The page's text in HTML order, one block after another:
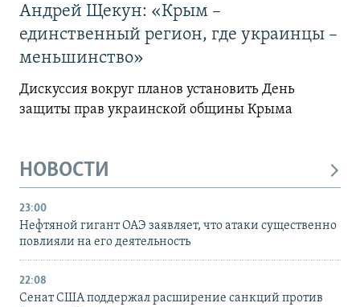
Андрей Щекун: «Крым –
единственный регион, где украинцы –
меньшинство»
Дискуссия вокруг планов установить День
защиты прав украинской общины Крыма
НОВОСТИ
23:00
Нефтяной гигант ОАЭ заявляет, что атаки существенно
повлияли на его деятельность
22:08
Сенат США поддержал расширение санкций против